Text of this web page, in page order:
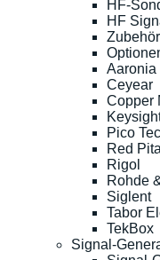
HF-
HF
Aaronia
Ceyear
Copper
Pico
Red
Rigol
Rohde
Siglent
Tabor
TekBox
Signal-